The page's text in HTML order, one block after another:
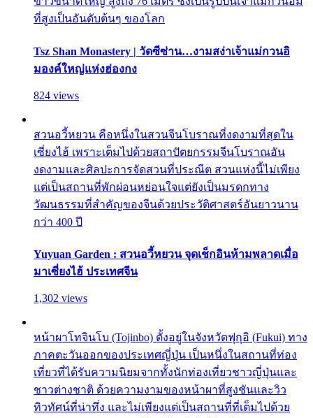
ที่สูงเป็นอันดับต้นๆ ของโลก
Tsz Shan Monastery | วัดซีซ่าน…งามสง่าเจ้าแม่กวนอิ
มองค์ใหญ่แห่งฮ่องกง
824 views
สวนอวี้หยวน คือหนึ่งในสวนจีนโบราณที่งดงามที่สุดใน
เซี่ยงไฮ้ เพราะเต็มไปด้วยสถาปัตยกรรมจีนโบราณอัน
งดงามและศิลปะการจัดสวนที่ประณีต สวนแห่งนี้ไม่เพียง
แต่เป็นสถานที่พักผ่อนหย่อนใจแต่ยังเป็นมรดกทาง
วัฒนธรรมที่สำคัญของจีนด้วยประวัติศาสตร์อันยาวนาน
กว่า 400 ปี
Yuyuan Garden : สวนอวี้หยวน จุดเช็กอินห้ามพลาดเมื่อ
มาเซี่ยงไฮ้ ประเทศจีน
1,302 views
หน้าผาโทจินโบ (Tojinbo) ตั้งอยู่ในจังหวัดฟุกุอิ (Fukui) ทาง
ภาคตะวันออกของประเทศญี่ปุ่น เป็นหนึ่งในสถานที่ท่อง
เที่ยวที่ได้รับความนิยมจากทั้งนักท่องเที่ยวชาวญี่ปุ่นและ
ชาวต่างชาติ ด้วยความงามของหน้าผาที่สูงชันและวิว
ทิวทัศน์ที่น่าทึ่ง และไม่เพียงแต่เป็นสถานที่ที่เต็มไปด้วย